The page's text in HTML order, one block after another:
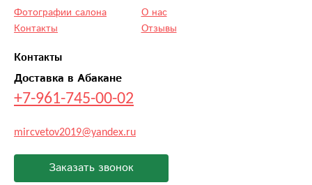
Контакты
Доставка в Абакане
+7-961-745-00-02
mircvetov2019@yandex.ru
Заказать звонок
Фотографии салона
Контакты
О нас
Отзывы